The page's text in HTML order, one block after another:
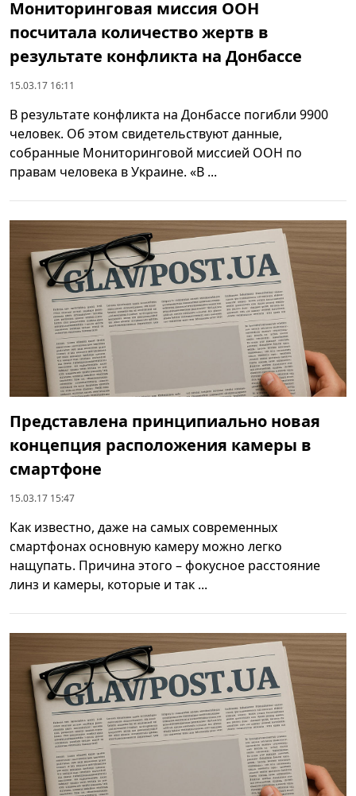
Мониторинговая миссия ООН
посчитала количество жертв в
результате конфликта на Донбассе
15.03.17 16:11
В результате конфликта на Донбассе погибли 9900
человек. Об этом свидетельствуют данные,
собранные Мониторинговой миссией ООН по
правам человека в Украине. «В ...
Представлена принципиально новая
концепция расположения камеры в
смартфоне
15.03.17 15:47
Как известно, даже на самых современных
смартфонах основную камеру можно легко
нащупать. Причина этого – фокусное расстояние
линз и камеры, которые и так ...